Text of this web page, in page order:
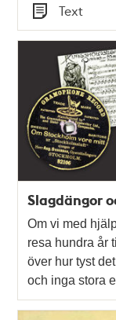
Tid
Typ
Text
Slagdängor
Om vi med
resa hundra år
över hur tyst
och inga stora